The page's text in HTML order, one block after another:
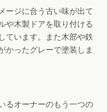
ージに合う古い味が出て
や木製ドアを取り付ける
ています。また木部や鉄
かったグレーで塗装しま
るオーナーのもう一つの